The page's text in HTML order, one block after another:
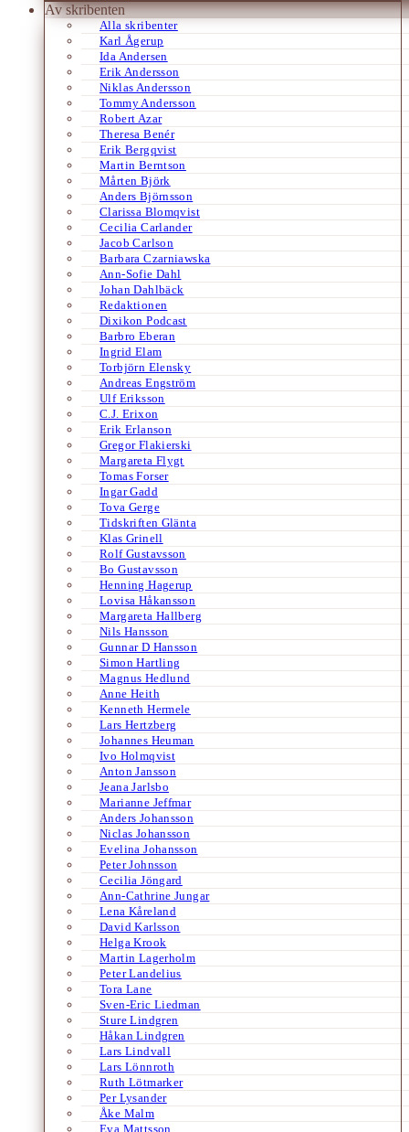
Av skribenten
Alla skribenter
Karl Ågerup
Ida Andersen
Erik Andersson
Niklas Andersson
Tommy Andersson
Robert Azar
Theresa Benér
Erik Bergqvist
Martin Berntson
Mårten Björk
Anders Björnsson
Clarissa Blomqvist
Cecilia Carlander
Jacob Carlson
Barbara Czarniawska
Ann-Sofie Dahl
Johan Dahlbäck
Redaktionen
Dixikon Podcast
Barbro Eberan
Ingrid Elam
Torbjörn Elensky
Andreas Engström
Ulf Eriksson
C.J. Erixon
Erik Erlanson
Gregor Flakierski
Margareta Flygt
Tomas Forser
Ingar Gadd
Tova Gerge
Tidskriften Glänta
Klas Grinell
Rolf Gustavsson
Bo Gustavsson
Henning Hagerup
Lovisa Håkansson
Margareta Hallberg
Nils Hansson
Gunnar D Hansson
Simon Hartling
Magnus Hedlund
Anne Heith
Kenneth Hermele
Lars Hertzberg
Johannes Heuman
Ivo Holmqvist
Anton Jansson
Jeana Jarlsbo
Marianne Jeffmar
Anders Johansson
Niclas Johansson
Evelina Johansson
Peter Johnsson
Cecilia Jöngard
Ann-Cathrine Jungar
Lena Kåreland
David Karlsson
Helga Krook
Martin Lagerholm
Peter Landelius
Tora Lane
Sven-Eric Liedman
Sture Lindgren
Håkan Lindgren
Lars Lindvall
Lars Lönnroth
Ruth Lötmarker
Per Lysander
Åke Malm
Eva Mattsson